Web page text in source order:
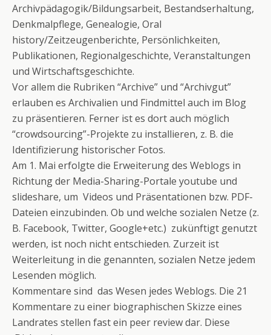
Archivpädagogik/Bildungsarbeit, Bestandserhaltung,
Denkmalpflege, Genealogie, Oral
history/Zeitzeugenberichte, Persönlichkeiten,
Publikationen, Regionalgeschichte, Veranstaltungen
und Wirtschaftsgeschichte.
Vor allem die Rubriken “Archive” und “Archivgut”
erlauben es Archivalien und Findmittel auch im Blog
zu präsentieren. Ferner ist es dort auch möglich
“crowdsourcing”-Projekte zu installieren, z. B. die
Identifizierung historischer Fotos.
Am 1. Mai erfolgte die Erweiterung des Weblogs in
Richtung der Media-Sharing-Portale youtube und
slideshare, um Videos und Präsentationen bzw. PDF-
Dateien einzubinden. Ob und welche sozialen Netze (z.
B. Facebook, Twitter, Google+etc.) zukünftigt genutzt
werden, ist noch nicht entschieden. Zurzeit ist
Weiterleitung in die genannten, sozialen Netze jedem
Lesenden möglich.
Kommentare sind das Wesen jedes Weblogs. Die 21
Kommentare zu einer biographischen Skizze eines
Landrates stellen fast ein peer review dar. Diese